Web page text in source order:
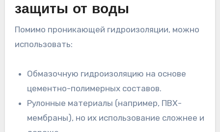
защиты от воды
Помимо проникающей гидроизоляции, можно
использовать:
Обмазочную гидроизоляцию на основе
цементно-полимерных составов.
Рулонные материалы (например, ПВХ-
мембраны), но их использование сложнее и